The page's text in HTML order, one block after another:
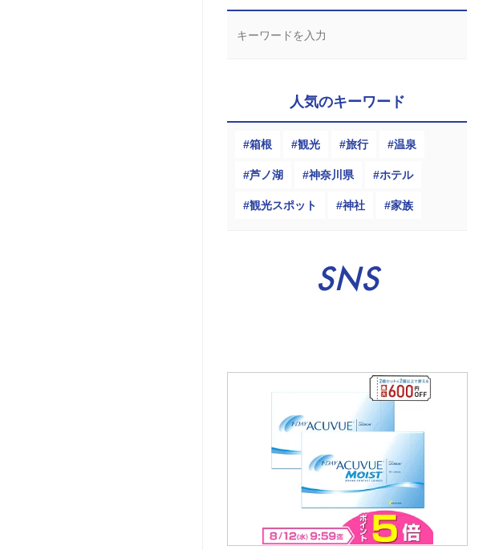
人気のキーワード
箱根 観光 旅行 温泉
芦ノ湖 神奈川県 ホテル
観光スポット 神社 家族
SNS